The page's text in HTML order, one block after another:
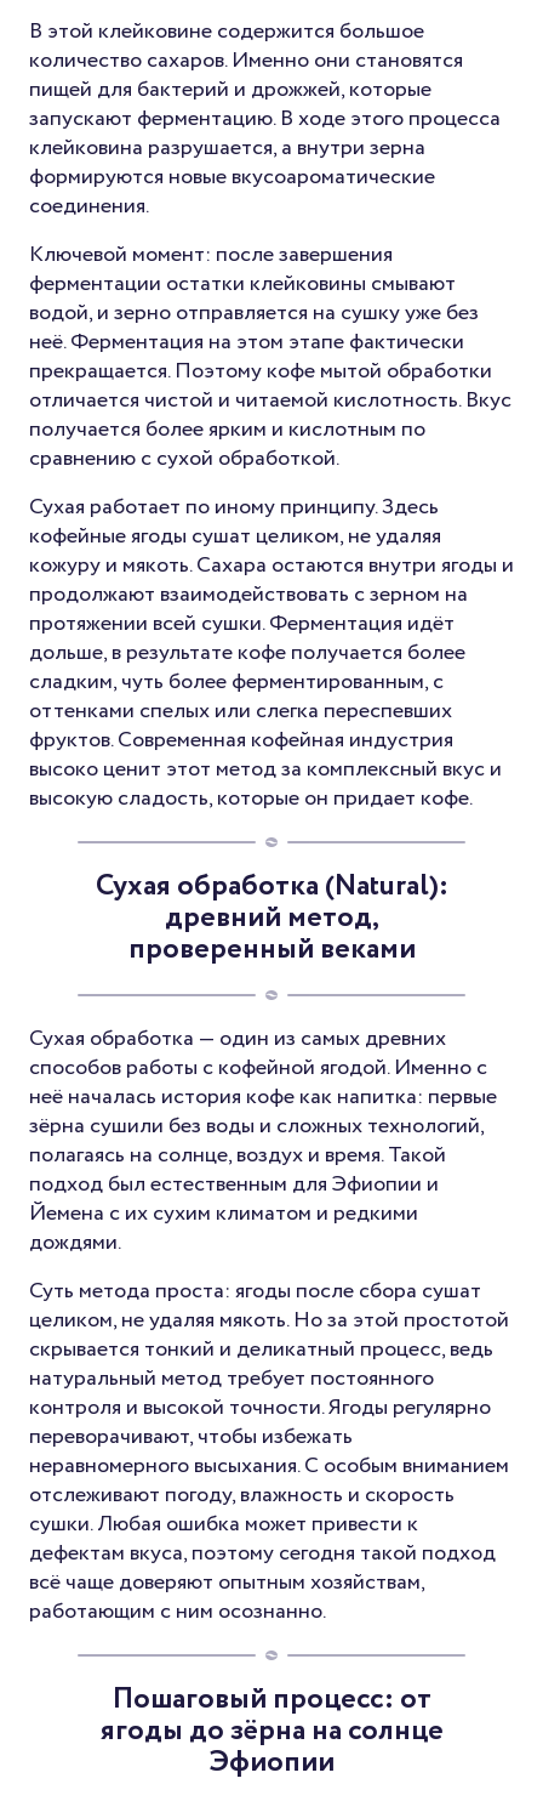
В этой клейковине содержится большое
количество сахаров. Именно они становятся
пищей для бактерий и дрожжей, которые
запускают ферментацию. В ходе этого процесса
клейковина разрушается, а внутри зерна
формируются новые вкусоароматические
соединения.
Ключевой момент: после завершения
ферментации остатки клейковины смывают
водой, и зерно отправляется на сушку уже без
неё. Ферментация на этом этапе фактически
прекращается. Поэтому кофе мытой обработки
отличается чистой и читаемой кислотность. Вкус
получается более ярким и кислотным по
сравнению с сухой обработкой.
Сухая работает по иному принципу. Здесь
кофейные ягоды сушат целиком, не удаляя
кожуру и мякоть. Сахара остаются внутри ягоды и
продолжают взаимодействовать с зерном на
протяжении всей сушки. Ферментация идёт
дольше, в результате кофе получается более
сладким, чуть более ферментированным, с
оттенками спелых или слегка переспевших
фруктов. Современная кофейная индустрия
высоко ценит этот метод за комплексный вкус и
высокую сладость, которые он придает кофе.
Сухая обработка (Natural):
древний метод,
проверенный веками
Сухая обработка — один из самых древних
способов работы с кофейной ягодой. Именно с
неё началась история кофе как напитка: первые
зёрна сушили без воды и сложных технологий,
полагаясь на солнце, воздух и время. Такой
подход был естественным для Эфиопии и
Йемена с их сухим климатом и редкими
дождями.
Суть метода проста: ягоды после сбора сушат
целиком, не удаляя мякоть. Но за этой простотой
скрывается тонкий и деликатный процесс, ведь
натуральный метод требует постоянного
контроля и высокой точности. Ягоды регулярно
переворачивают, чтобы избежать
неравномерного высыхания. С особым вниманием
отслеживают погоду, влажность и скорость
сушки. Любая ошибка может привести к
дефектам вкуса, поэтому сегодня такой подход
всё чаще доверяют опытным хозяйствам,
работающим с ним осознанно.
Пошаговый процесс: от
ягоды до зёрна на солнце
Эфиопии